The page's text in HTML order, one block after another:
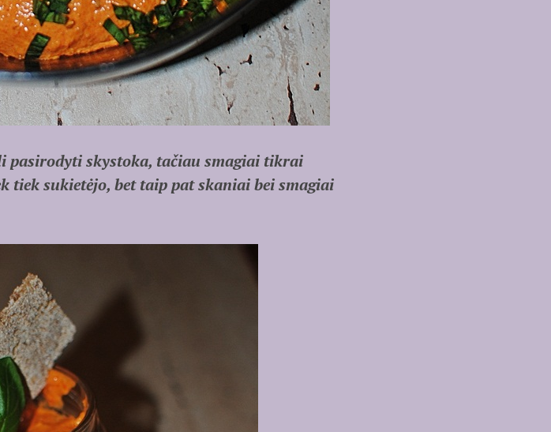
pasirodyti skystoka, tačiau smagiai tikrai
tiek sukietėjo, bet taip pat skaniai bei smagiai